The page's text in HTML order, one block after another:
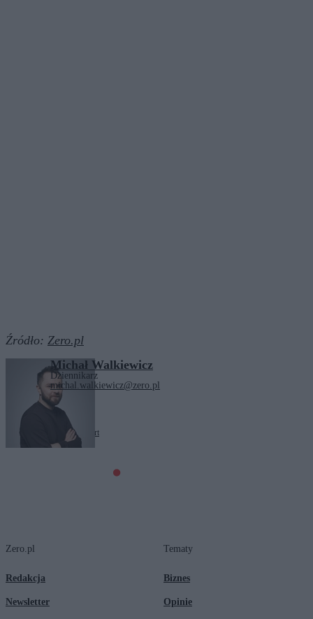
Źródło: Zero.pl
Michał Walkiewicz
Dziennikarz
michal.walkiewicz@zero.pl
piłka nożna sport
Zero.pl
Redakcja
Newsletter
Tematy
Biznes
Opinie